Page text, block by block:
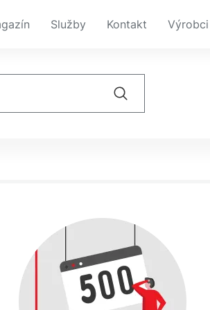
Služby Kontakt Výrobci